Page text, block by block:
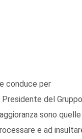
conduce per
del Gruppo
sono quelle
e ad